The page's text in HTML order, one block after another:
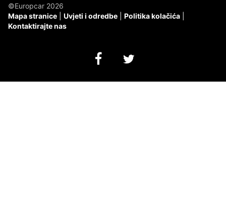
©Europcar 2026
Mapa stranice
Uvjeti i odredbe
Politika kolačića
Kontaktirajte nas